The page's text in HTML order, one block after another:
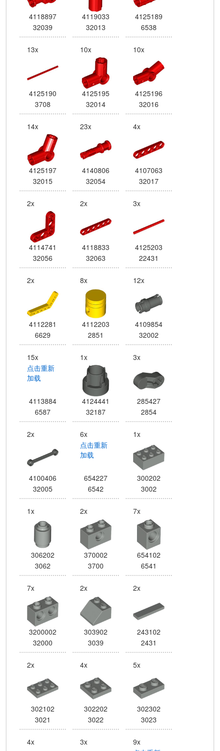
4118897
32039
4119033
32013
4125189
6538
13x
4125190
3708
10x
4125195
32014
10x
4125196
32016
14x
4125197
32015
23x
4140806
32054
4x
4107063
32017
2x
4114741
32056
2x
4118833
32063
3x
4125203
22431
2x
4112281
6629
8x
4112203
2851
12x
4109854
32002
15x
点击重新
加载
4113884
6587
1x
4124441
32187
3x
285427
2854
2x
4100406
32005
6x
点击重新
加载
654227
6542
1x
300202
3002
1x
306202
3062
2x
370002
3700
7x
654102
6541
7x
3200002
32000
2x
303902
3039
2x
243102
2431
2x
302102
3021
4x
302202
3022
5x
302302
3023
4x 3x
9x